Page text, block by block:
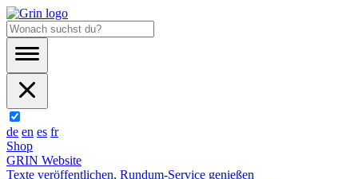
de en es fr
Shop
GRIN Website
Texte veröffentlichen, Rundum-Service genießen